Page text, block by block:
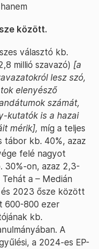
között.
választó kb.
millió szavazó) [a
lesz szó,
elenyésző
számát,
kutatók is a hazai
mérik], míg a teljes
tábor kb. 40%, azaz
felé nagyot
30%-on, azaz 2,3-
a – Medián
2023 ősze között
600-800 ezer
kb.
A
a 2024-es EP-